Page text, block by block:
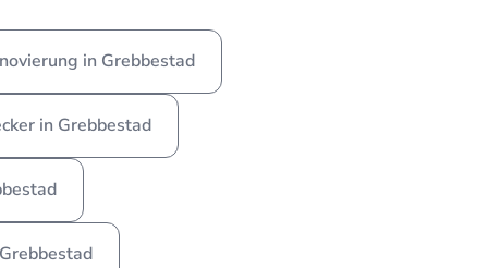
in Grebbestad
in Grebbestad